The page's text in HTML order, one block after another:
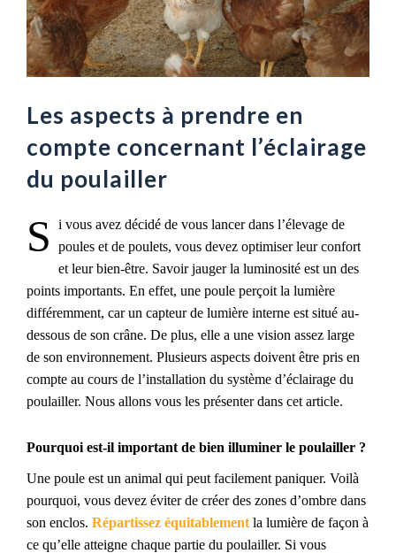
Les aspects à prendre en
compte concernant l’éclairage
du poulailler
S
i vous avez décidé de vous lancer dans l’élevage de
poules et de poulets, vous devez optimiser leur confort
et leur bien-être. Savoir jauger la luminosité est un des
points importants. En effet, une poule perçoit la lumière
différemment, car un capteur de lumière interne est situé au-
dessous de son crâne. De plus, elle a une vision assez large
de son environnement. Plusieurs aspects doivent être pris en
compte au cours de l’installation du système d’éclairage du
poulailler. Nous allons vous les présenter dans cet article.
Pourquoi est-il important de bien illuminer le poulailler ?
Une poule est un animal qui peut facilement paniquer. Voilà
pourquoi, vous devez éviter de créer des zones d’ombre dans
son enclos. Répartissez équitablement la lumière de façon à
ce qu’elle atteigne chaque partie du poulailler. Si vous